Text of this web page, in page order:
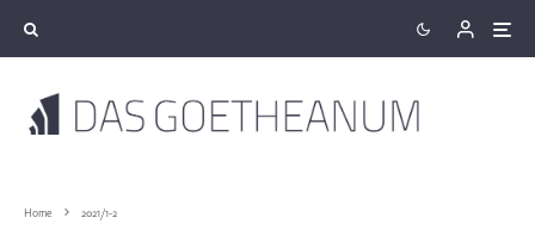
Home 2021/1-2